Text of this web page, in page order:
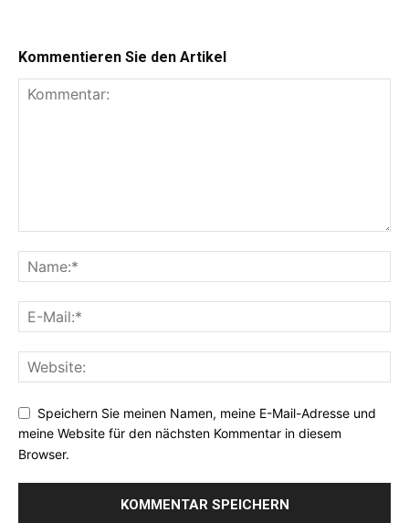
Kommentieren Sie den Artikel
Speichern Sie meinen Namen, meine E-Mail-Adresse und
meine Website für den nächsten Kommentar in diesem
Browser.